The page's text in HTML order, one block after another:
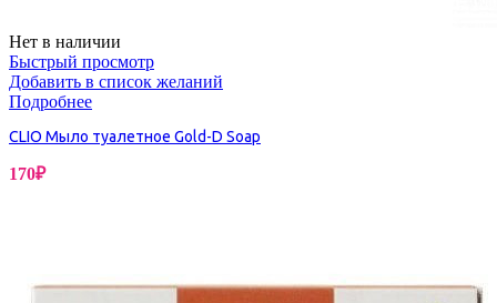
Нет в наличии
Быстрый просмотр
Добавить в список желаний
Подробнее
CLIO Мыло туалетное Gold-D Soap
170₽